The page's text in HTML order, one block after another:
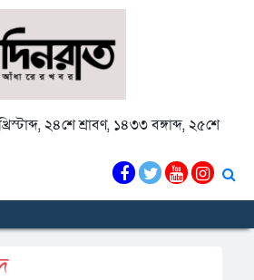
, ২৪শে শ্রাবণ, ১৪৩৩ বঙ্গাব্দ, ২৫শে